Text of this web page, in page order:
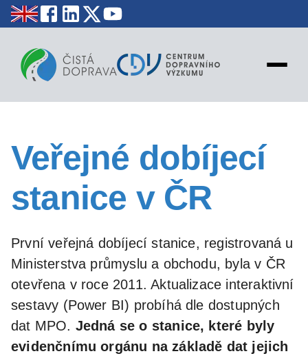
STATISTIKY
EDUKACE
MAPY
PROJEKTY
Veřejné dobíjecí
stanice v ČR
První veřejná dobíjecí stanice, registrovaná u
Ministerstva průmyslu a obchodu, byla v ČR
otevřena v roce 2011. Aktualizace interaktivní
sestavy (Power BI) probíhá dle dostupných
dat MPO. Jedná se o stanice, které byly
evidenčnímu orgánu na základě dat jejich